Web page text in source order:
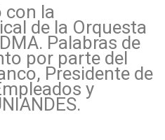
con la
de la Orquesta
Palabras de
por parte del
Presidente de
y